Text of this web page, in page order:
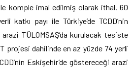
komple imal edilmiş olarak ithal, 60
katkı payı ile Türkiye’de TCDD’nin
TÜLOMSAŞ’da kurulacak tesiste
projesi dahilinde en az yüzde 74 yerli
Eskişehir’de göstereceği arazi